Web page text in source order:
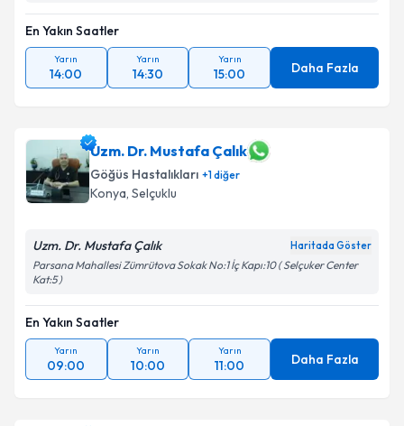
Takvim Talebini Gönder
En Yakın Saatler
Yarın
14:00
Yarın
14:30
Yarın
15:00 Daha Fazla
Uzm. Dr. Mustafa Çalık
Göğüs Hastalıkları +1diğer
Konya, Selçuklu
Uzm. Dr. Mustafa Çalık Haritada Göster
Parsana Mahallesi Zümrütova Sokak No:1 İç Kapı:10 ( Selçuker Center
Kat:5 )
En Yakın Saatler
Yarın
09:00
Yarın
10:00
Yarın
11:00 Daha Fazla